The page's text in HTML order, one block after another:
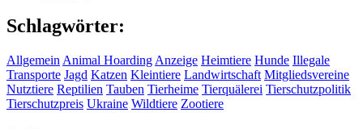
Schlagwörter:
Allgemein Animal Hoarding Anzeige Heimtiere Hunde Illegale
Transporte Jagd Katzen Kleintiere Landwirtschaft Mitgliedsvereine
Nutztiere Reptilien Tauben Tierheime Tierquälerei Tierschutzpolitik
Tierschutzpreis Ukraine Wildtiere Zootiere